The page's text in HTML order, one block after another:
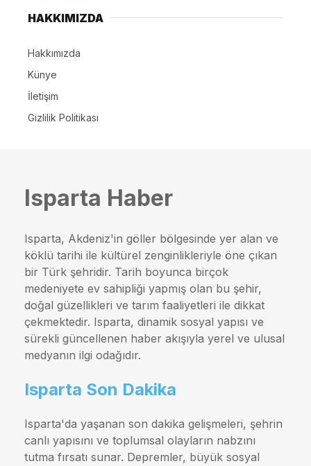
HAKKIMIZDA
Hakkımızda
Künye
İletişim
Gizlilik Politikası
Isparta Haber
Isparta, Akdeniz'in göller bölgesinde yer alan ve
köklü tarihi ile kültürel zenginlikleriyle öne çıkan
bir Türk şehridir. Tarih boyunca birçok
medeniyete ev sahipliği yapmış olan bu şehir,
doğal güzellikleri ve tarım faaliyetleri ile dikkat
çekmektedir. Isparta, dinamik sosyal yapısı ve
sürekli güncellenen haber akışıyla yerel ve ulusal
medyanın ilgi odağıdır.
Isparta Son Dakika
Isparta'da yaşanan son dakika gelişmeleri, şehrin
canlı yapısını ve toplumsal olayların nabzını
tutma fırsatı sunar. Depremler, büyük sosyal